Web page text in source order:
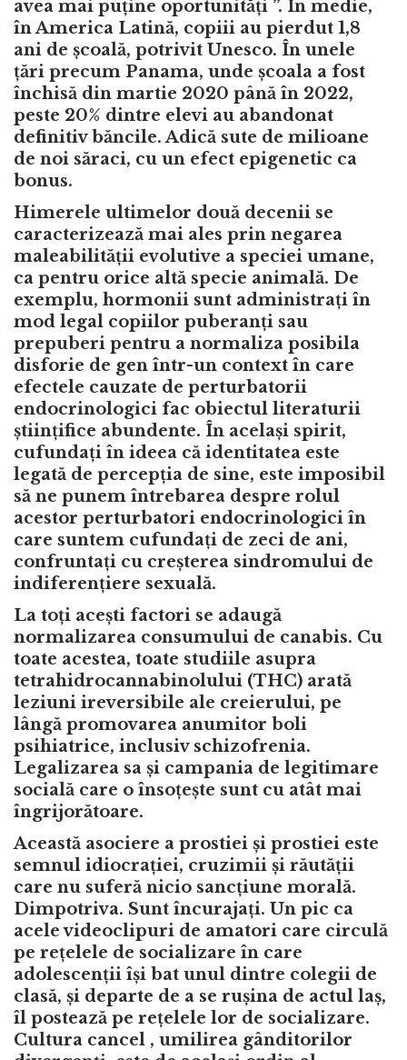
avea mai puține oportunități ”. În medie,
în America Latină, copiii au pierdut 1,8
ani de școală, potrivit Unesco. În unele
țări precum Panama, unde școala a fost
închisă din martie 2020 până în 2022,
peste 20% dintre elevi au abandonat
definitiv băncile. Adică sute de milioane
de noi săraci, cu un efect epigenetic ca
bonus.
Himerele ultimelor două decenii se
caracterizează mai ales prin negarea
maleabilității evolutive a speciei umane,
ca pentru orice altă specie animală. De
exemplu, hormonii sunt administrați în
mod legal copiilor puberanți sau
prepuberi pentru a normaliza posibila
disforie de gen într-un context în care
efectele cauzate de perturbatorii
endocrinologici fac obiectul literaturii
științifice abundente. În același spirit,
cufundați în ideea că identitatea este
legată de percepția de sine, este imposibil
să ne punem întrebarea despre rolul
acestor perturbatori endocrinologici în
care suntem cufundați de zeci de ani,
confruntați cu creșterea sindromului de
indiferențiere sexuală.
La toți acești factori se adaugă
normalizarea consumului de canabis. Cu
toate acestea, toate studiile asupra
tetrahidrocannabinolului (THC) arată
leziuni ireversibile ale creierului, pe
lângă promovarea anumitor boli
psihiatrice, inclusiv schizofrenia.
Legalizarea sa și campania de legitimare
socială care o însoțește sunt cu atât mai
îngrijorătoare.
Această asociere a prostiei și prostiei este
semnul idiocrației, cruzimii și răutății
care nu suferă nicio sancțiune morală.
Dimpotriva. Sunt încurajați. Un pic ca
acele videoclipuri de amatori care circulă
pe rețelele de socializare în care
adolescenții își bat unul dintre colegii de
clasă, și departe de a se rușina de actul laș,
îl postează pe rețelele lor de socializare.
Cultura cancel , umilirea gânditorilor